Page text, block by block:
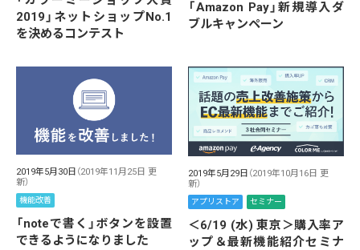
2019」ネットショップNo.1
を決めるコンテスト
「Amazon Pay」新規導入ダ
ブルキャンペーン
2019年5月30日 （2019年11月25日 更
新）
機能改善
「noteで書く」ボタンを設置
できるようになりました
2019年5月29日 （2019年10月16日 更
新）
アプリストア セミナー
＜6/19 (水) 東京＞購入率ア
ップ＆最新機能紹介セミナ